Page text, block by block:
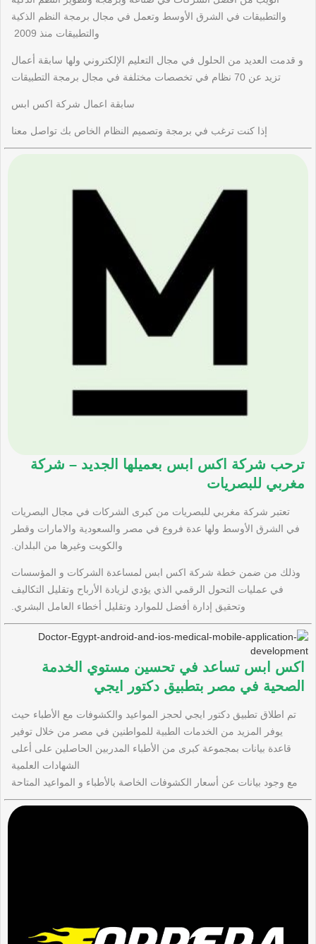
والتطبيقات في الشرق الأوسط وتعمل في مجال برمجة النظم الذكية
والتطبيقات منذ 2009
و قدمت العديد من الحلول في مجال التعليم الإلكتروني ولها سابقة أعمال
تزيد عن 70 نظام في تخصصات مختلفة في مجال برمجة التطبيقات
سابقة اعمال شركة اكس ابس
إذا كنت ترغب في برمجة وتصميم النظام الخاص بك تواصل معنا
ترحب شركة اكس ابس بعميلها الجديد – شركة
مغربي للبصريات
تعتبر شركة مغربي للبصريات من كبرى الشركات في مجال البصريات
في الشرق الأوسط ولها عدة فروع في مصر والسعودية والامارات وقطر
والكويت وغيرها من البلدان.
وذلك من ضمن خطة شركة اكس ابس لمساعدة الشركات و المؤسسات
في عمليات التحول الرقمي الذي يؤدي لزيادة الأرباح وتقليل التكاليف
وتحقيق إدارة أفضل للموارد وتقليل أخطاء العامل البشري.
اكس ابس تساعد في تحسين مستوي الخدمة
الصحية في مصر بتطبيق دكتور ايجي
تم اطلاق تطبيق دكتور ايجي لحجز المواعيد والكشوفات مع الأطباء حيث
يوفر المزيد من الخدمات الطبية للمواطنين في مصر من خلال توفير
قاعدة بيانات بمجموعة كبرى من الأطباء المدربين الحاصلين على أعلى
الشهادات العلمية
مع وجود بيانات عن أسعار الكشوفات الخاصة بالأطباء و المواعيد المتاحة